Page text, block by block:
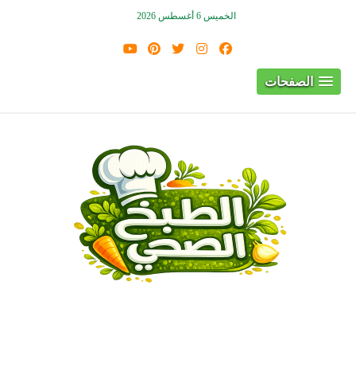
الخميس 6 أغسطس 2026
الصفحات